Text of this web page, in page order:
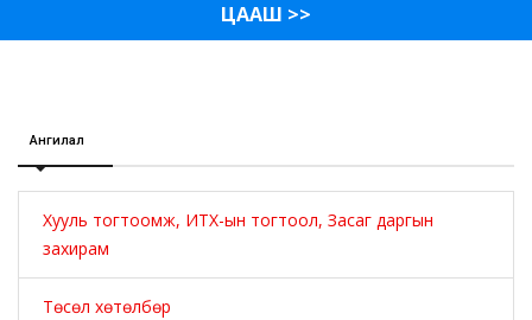
ЦААШ >>
Ангилал
Хууль тогтоомж, ИТХ-ын тогтоол, Засаг даргын
захирам
Төсөл хөтөлбөр